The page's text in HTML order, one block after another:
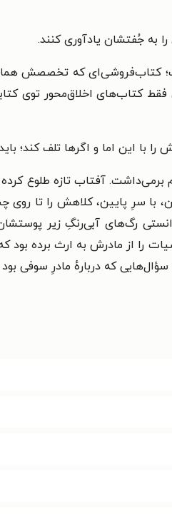
به جُفتشان یادآوری کنند.
کتاب‌فروشی‌ای که تخصصش
کتاب‌های اخلاق‌محور توی
این اما و اگرها تلف کند؛
آفتاب تازه طلوع کرده
سرِ پایین، کلاهش را تا روی
رگ‌های آبی‌رنگِ زیر
مادرش به ارث برده بود که
که دربارهٔ مادرِ سوفی